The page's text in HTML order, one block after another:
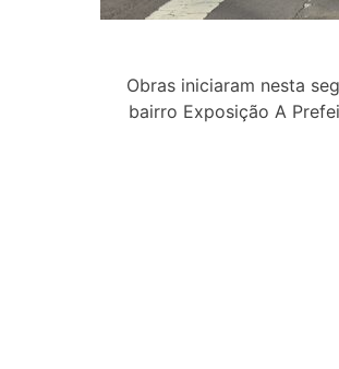
Obras iniciaram nesta
bairro Exposição A